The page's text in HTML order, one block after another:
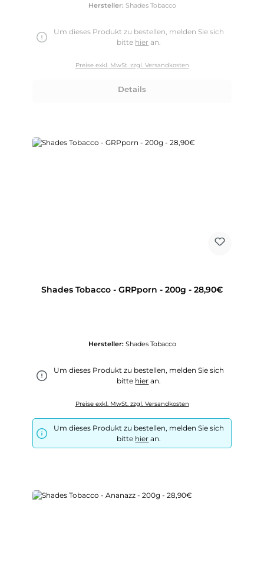
Hersteller: Shades Tobacco
Um dieses Produkt zu bestellen, melden Sie sich
bitte hier an.
Preise exkl. MwSt. zzgl. Versandkosten
Details
Shades Tobacco - GRPporn - 200g - 28,90€
Hersteller: Shades Tobacco
Um dieses Produkt zu bestellen, melden Sie sich
bitte hier an.
Preise exkl. MwSt. zzgl. Versandkosten
Um dieses Produkt zu bestellen, melden Sie sich
bitte hier an.